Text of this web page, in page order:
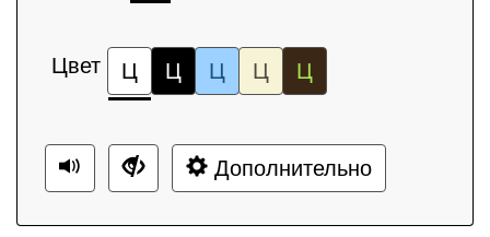
Цвет Ц Ц Ц Ц Ц
Дополнительно